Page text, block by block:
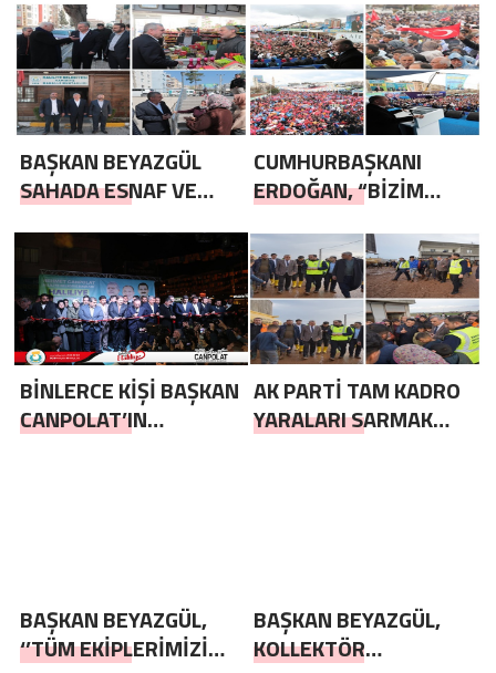
PROGRAMINDA BİR
ARAYA GELDİ
BAŞKAN BEYAZGÜL
SAHADA ESNAF VE
CUMHURBAŞKANI
ERDOĞAN, “BİZİM
HİZMET SİYASETİDİR”
BİNLERCE KİŞİ BAŞKAN
CANPOLAT’IN
AK PARTİ TAM KADRO
YARALARI SARMAK
BAŞKAN BEYAZGÜL,
‘’TÜM EKİPLERİMİZİ
BAŞKAN BEYAZGÜL,
KOLLEKTÖR